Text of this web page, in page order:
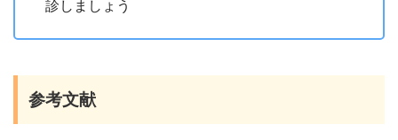
診しましょう
参考文献